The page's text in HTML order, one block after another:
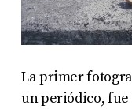
La primer
un periódico, fue